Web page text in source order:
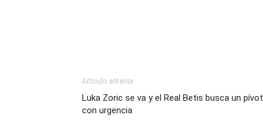
Artículo anterior
Luka Zoric se va y el Real Betis busca un pívot
con urgencia